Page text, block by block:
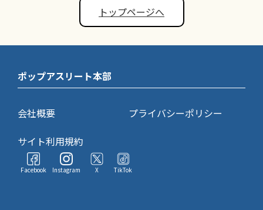
トップページへ
ポップアスリート本部
会社概要
プライバシーポリシー
サイト利用規約
Facebook Instagram X TikTok